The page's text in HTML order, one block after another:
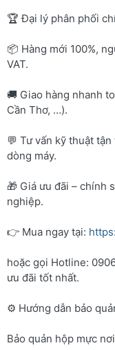
🏆 Đại lý phân phối
📦 Hàng mới 100%,
VAT.
🚚 Giao hàng nhanh
Cần Thơ, …).
💬 Tư vấn kỹ thuật
dòng máy.
🎁 Giá ưu đãi – chính
nghiệp.
👉 Mua ngay tại:
hoặc gọi Hotline:
ưu đãi tốt nhất.
⚙️ Hướng dẫn bảo
Bảo quản hộp mực